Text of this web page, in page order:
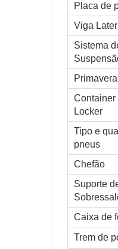
Placa de
Viga
Sistema
Container
Locker
Tipo e
pneus
Chefão
Suporte
Caixa de
Trem de